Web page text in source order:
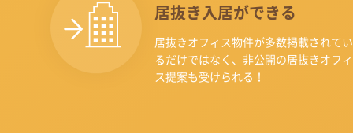
居抜き入居ができる
居抜きオフィス物件が多数掲載されてい
るだけではなく、非公開の居抜きオフィ
ス提案も受けられる！